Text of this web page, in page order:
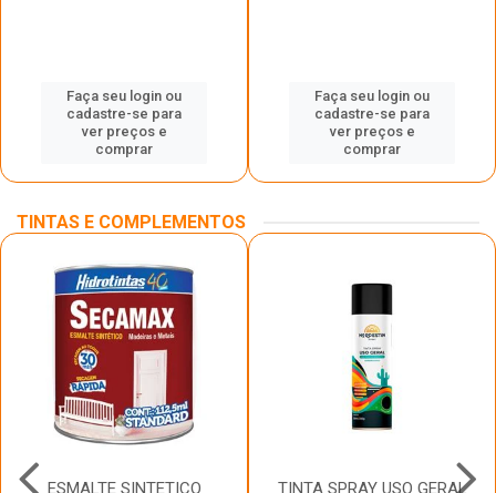
Faça seu login ou
cadastre-se para
ver preços e
comprar
Faça seu login ou
cadastre-se para
ver preços e
comprar
TINTAS E COMPLEMENTOS
ESMALTE SINTETICO TINTA SPRAY USO GERAL